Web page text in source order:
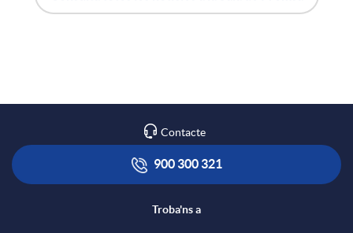
x
i
ó
Contacte
900 300 321
Troba'ns a